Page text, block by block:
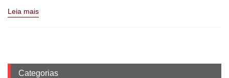
Leia mais
Categorias